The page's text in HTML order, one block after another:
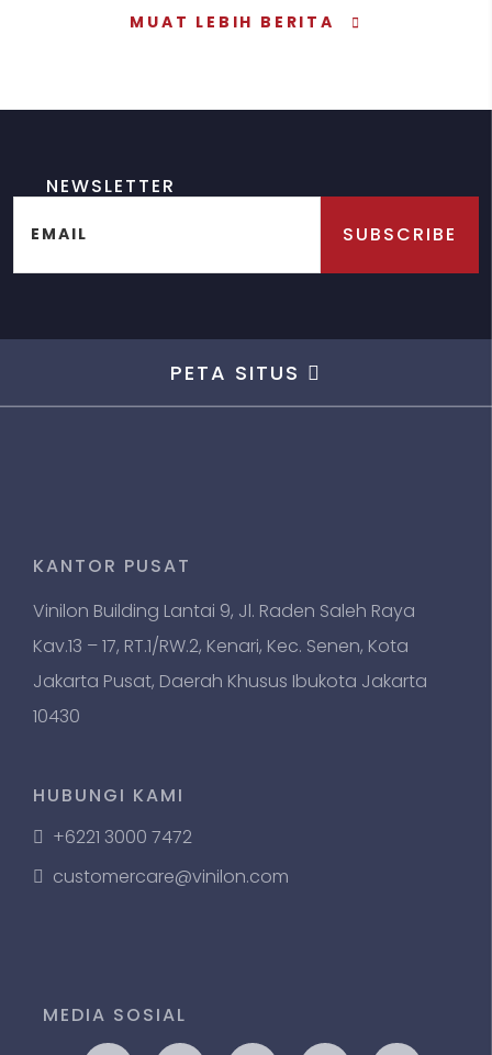
MUAT LEBIH BERITA
NEWSLETTER
EMAIL SUBSCRIBE
PETA SITUS
KANTOR PUSAT
Vinilon Building Lantai 9, Jl. Raden Saleh Raya
Kav.13 – 17, RT.1/RW.2, Kenari, Kec. Senen, Kota
Jakarta Pusat, Daerah Khusus Ibukota Jakarta
10430
HUBUNGI KAMI
+6221 3000 7472
customercare@vinilon.com
MEDIA SOSIAL